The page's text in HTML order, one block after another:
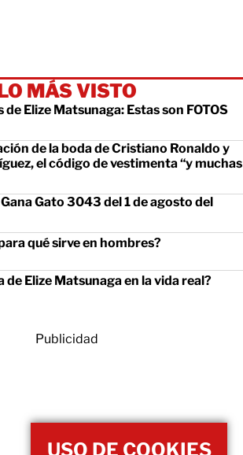
MÁS VISTO
de Elize Matsunaga: Estas son FOTOS
de la boda de Cristiano Ronaldo y
el código de vestimenta “y muchas
Gato 3043 del 1 de agosto del
qué sirve en hombres?
de Elize Matsunaga en la vida real?
Publicidad
USO DE COOKIES